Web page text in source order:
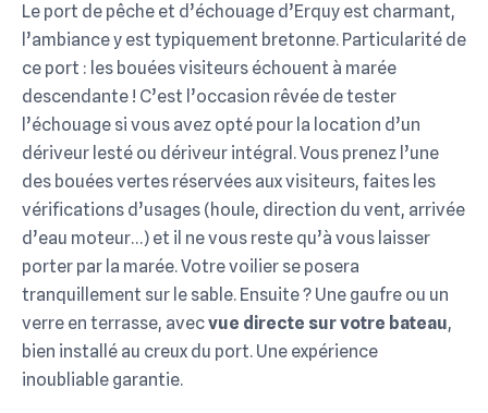
Le port de pêche et d’échouage d’Erquy est charmant,
l’ambiance y est typiquement bretonne. Particularité de
ce port : les bouées visiteurs échouent à marée
descendante ! C’est l’occasion rêvée de tester
l’échouage si vous avez opté pour la location d’un
dériveur lesté ou dériveur intégral. Vous prenez l’une
des bouées vertes réservées aux visiteurs, faites les
vérifications d’usages (houle, direction du vent, arrivée
d’eau moteur…) et il ne vous reste qu’à vous laisser
porter par la marée. Votre voilier se posera
tranquillement sur le sable. Ensuite ? Une gaufre ou un
verre en terrasse, avecvue directe sur votre bateau,
bien installé au creux du port. Une expérience
inoubliable garantie.